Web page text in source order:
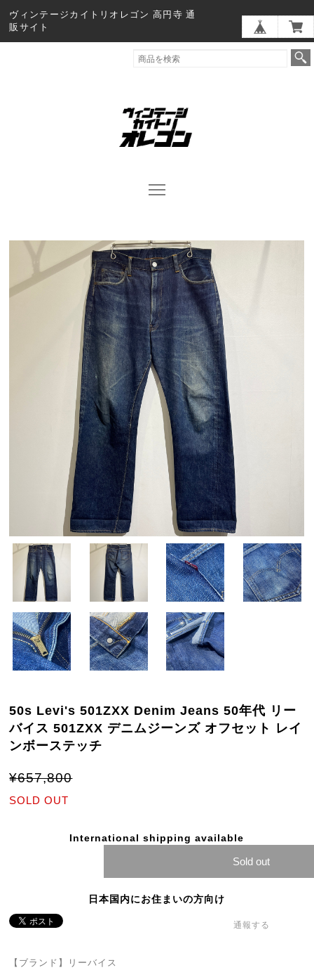
ヴィンテージカイトリオレゴン 高円寺 通
販サイト
50s Levi's 501ZXX Denim Jeans 50年代 リー
バイス 501ZXX デニムジーンズ オフセット レイ
ンボーステッチ
¥657,800
SOLD OUT
International shipping available
Sold out
日本国内にお住まいの方向け
通報する
【ブランド】リーバイス